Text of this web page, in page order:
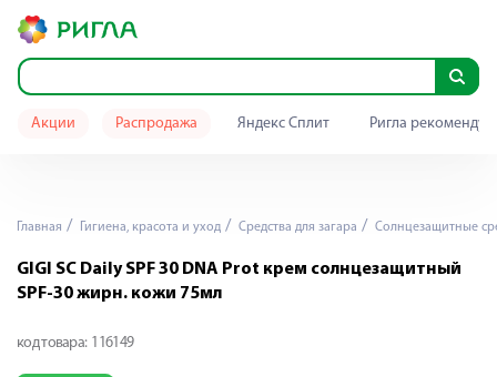
Акции Распродажа Яндекс Сплит Ригла
Главная Гигиена, красота и уход Средства для загара Солнцезащитные
GIGI SC Daily SPF 30 DNA Prot крем солнцезащитный
SPF-30 жирн. кожи 75мл
код товара: 116149